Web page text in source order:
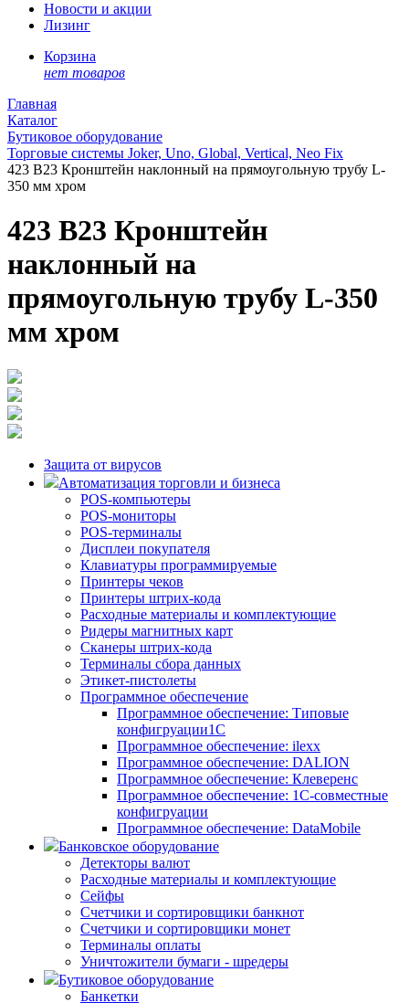
Новости и акции
Лизинг
Корзина
нет товаров
Главная
Каталог
Бутиковое оборудование
Торговые системы Joker, Uno, Global, Vertical, Neo Fix
423 B23 Кронштейн наклонный на прямоугольную трубу L-
350 мм хром
423 B23 Кронштейн
наклонный на
прямоугольную трубу L-350
мм хром
Защита от вирусов
Автоматизация торговли и бизнеса
POS-компьютеры
POS-мониторы
POS-терминалы
Дисплеи покупателя
Клавиатуры программируемые
Принтеры чеков
Принтеры штрих-кода
Расходные материалы и комплектующие
Ридеры магнитных карт
Сканеры штрих-кода
Терминалы сбора данных
Этикет-пистолеты
Программное обеспечение
Программное обеспечение: Типовые
конфигруации1С
Программное обеспечение: ilexx
Программное обеспечение: DALION
Программное обеспечение: Клеверенс
Программное обеспечение: 1С-совместные
конфигруации
Программное обеспечение: DataMobile
Банковское оборудование
Детекторы валют
Расходные материалы и комплектующие
Сейфы
Счетчики и сортировщики банкнот
Счетчики и сортировщики монет
Терминалы оплаты
Уничтожители бумаги - шредеры
Бутиковое оборудование
Банкетки